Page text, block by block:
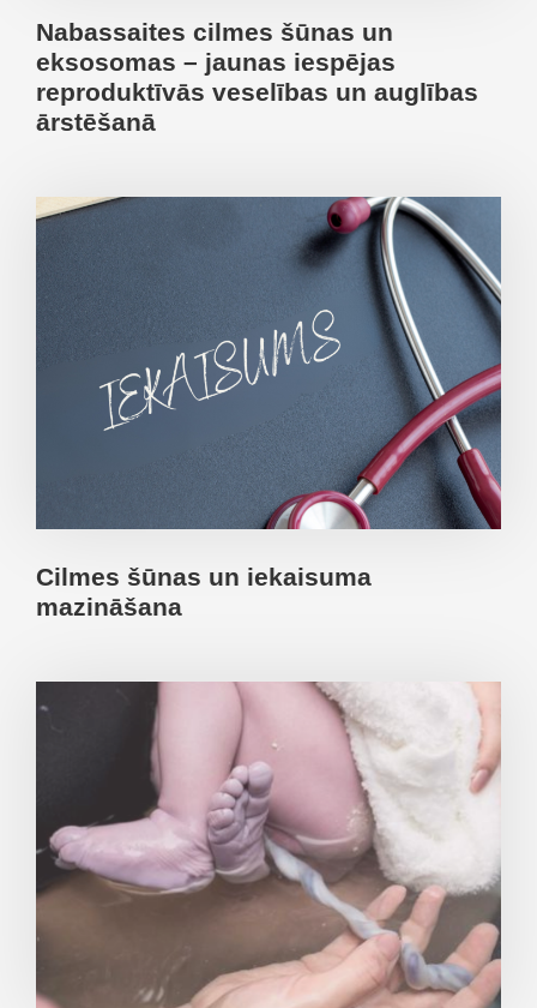
Nabassaites cilmes šūnas un
eksosomas – jaunas iespējas
reproduktīvās veselības un auglības
ārstēšanā
Cilmes šūnas un iekaisuma
mazināšana